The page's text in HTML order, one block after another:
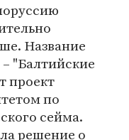
Название
"Балтийские
проект
по
сейма.
решение о